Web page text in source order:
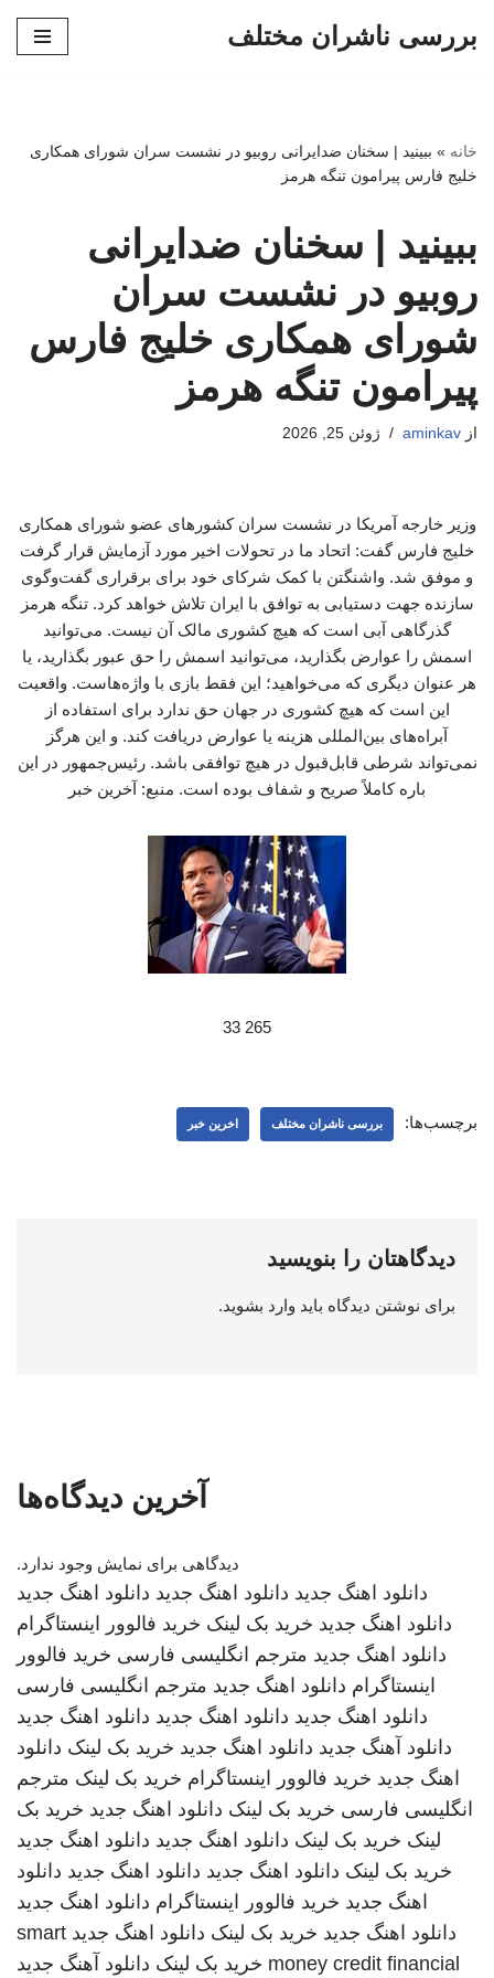
بررسی ناشران مختلف
خانه » ببینید | سخنان ضدایرانی روبیو در نشست سران شورای همکاری
خلیج فارس پیرامون تنگه هرمز
ببینید | سخنان ضدایرانی
روبیو در نشست سران
شورای همکاری خلیج فارس
پیرامون تنگه هرمز
از aminkav ژوئن 25, 2026
وزیر خارجه آمریکا در نشست سران کشورهای عضو شورای همکاری
خلیج فارس گفت: اتحاد ما در تحولات اخیر مورد آزمایش قرار گرفت
و موفق شد. واشنگتن با کمک شرکای خود برای برقراری گفت‌وگوی
سازنده جهت دستیابی به توافق با ایران تلاش خواهد کرد. تنگه هرمز
گذرگاهی آبی است که هیچ کشوری مالک آن نیست. می‌توانید
اسمش را عوارض بگذارید، می‌توانید اسمش را حق عبور بگذارید، یا
هر عنوان دیگری که می‌خواهید؛ این فقط بازی با واژه‌هاست. واقعیت
این است که هیچ کشوری در جهان حق ندارد برای استفاده از
آبراه‌های بین‌المللی هزینه یا عوارض دریافت کند. و این هرگز
نمی‌تواند شرطی قابل‌قبول در هیچ توافقی باشد. رئیس‌جمهور در این
باره کاملاً صریح و شفاف بوده است. منبع: آخرین خبر
265 33
برچسب‌ها: بررسی ناشران مختلف اخرین خبر
دیدگاهتان را بنویسید
برای نوشتن دیدگاه باید وارد بشوید.
آخرین دیدگاه‌ها
دیدگاهی برای نمایش وجود ندارد.
دانلود اهنگ جدید دانلود اهنگ جدید دانلود اهنگ جدید
دانلود اهنگ جدید خرید بک لینک خرید فالوور اینستاگرام
دانلود اهنگ جدید مترجم انگلیسی فارسی خرید فالوور
اینستاگرام دانلود اهنگ جدید مترجم انگلیسی فارسی
دانلود اهنگ جدید دانلود اهنگ جدید دانلود اهنگ جدید
دانلود آهنگ جدید دانلود اهنگ جدید خرید بک لینک دانلود
اهنگ جدید خرید فالوور اینستاگرام خرید بک لینک مترجم
انگلیسی فارسی خرید بک لینک دانلود اهنگ جدید خرید بک
لینک خرید بک لینک دانلود اهنگ جدید دانلود اهنگ جدید
خرید بک لینک دانلود اهنگ جدید دانلود اهنگ جدید دانلود
اهنگ جدید خرید فالوور اینستاگرام دانلود اهنگ جدید
دانلود اهنگ جدید خرید بک لینک دانلود اهنگ جدید smart
money credit financial خرید بک لینک دانلود آهنگ جدید